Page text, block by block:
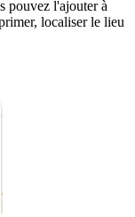
pouvez l'ajouter à
localiser le lieu